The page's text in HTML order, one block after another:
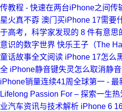
传教程 - 快速在两台iPhone之间传
星火真不孬 澳门买iPhone 17需要
于高考，科学家发现的 8 件有意思
意识的数字世界 快乐王子（The
童话故事全文阅读 iPhone 17怎么
全 iPhone静音键失灵怎么取消静
iPhone销量连续41周全球第一 - 最
Lifelong Passion For – 探索一生热
业汽车资讯与技术解析 iPhone 6